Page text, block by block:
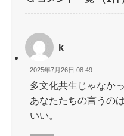
k
2025年7月26日 08:49
多文化共生じゃなか
あなたたちの言うの
いい。